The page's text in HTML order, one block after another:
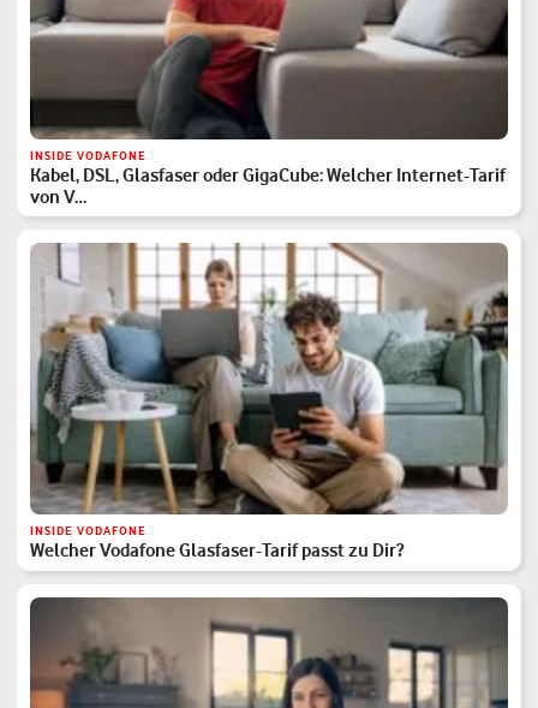
INSIDE VODAFONE
Kabel, DSL, Glasfaser oder GigaCube: Welcher Internet-Tarif
von V…
INSIDE VODAFONE
Welcher Vodafone Glasfaser-Tarif passt zu Dir?